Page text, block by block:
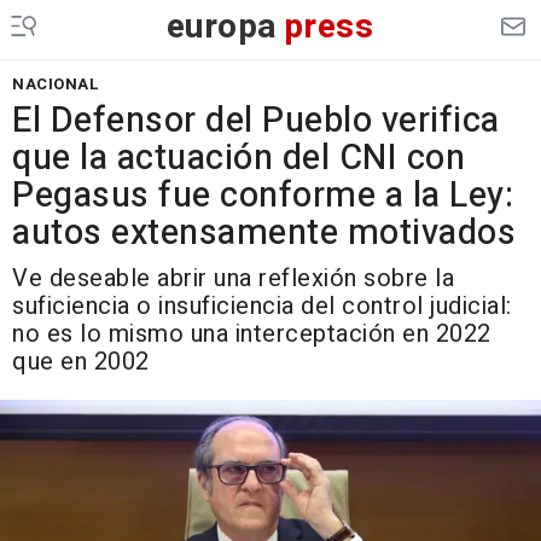
europa press
NACIONAL
El Defensor del Pueblo verifica
que la actuación del CNI con
Pegasus fue conforme a la Ley:
autos extensamente motivados
Ve deseable abrir una reflexión sobre la
suficiencia o insuficiencia del control judicial:
no es lo mismo una interceptación en 2022
que en 2002